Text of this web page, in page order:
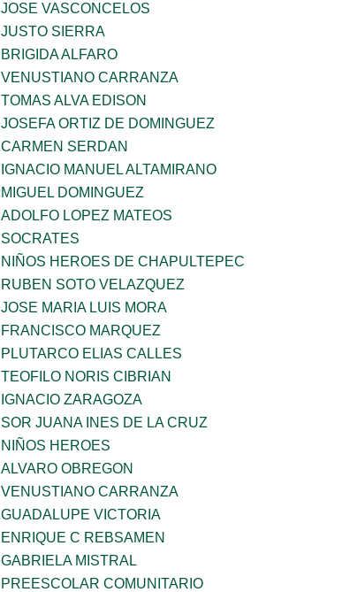
JOSE VASCONCELOS
JUSTO SIERRA
BRIGIDA ALFARO
VENUSTIANO CARRANZA
TOMAS ALVA EDISON
JOSEFA ORTIZ DE DOMINGUEZ
CARMEN SERDAN
IGNACIO MANUEL ALTAMIRANO
MIGUEL DOMINGUEZ
ADOLFO LOPEZ MATEOS
SOCRATES
NIÑOS HEROES DE CHAPULTEPEC
RUBEN SOTO VELAZQUEZ
JOSE MARIA LUIS MORA
FRANCISCO MARQUEZ
PLUTARCO ELIAS CALLES
TEOFILO NORIS CIBRIAN
IGNACIO ZARAGOZA
SOR JUANA INES DE LA CRUZ
NIÑOS HEROES
ALVARO OBREGON
VENUSTIANO CARRANZA
GUADALUPE VICTORIA
ENRIQUE C REBSAMEN
GABRIELA MISTRAL
PREESCOLAR COMUNITARIO